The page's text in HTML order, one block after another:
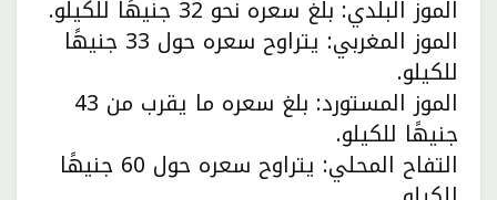
الموز البلدي: بلغ سعره نحو 32 جنيهًا للكيلو.
الموز المغربي: يتراوح سعره حول 33 جنيهًا
للكيلو.
الموز المستورد: بلغ سعره ما يقرب من 43
جنيهًا للكيلو.
التفاح المحلي: يتراوح سعره حول 60 جنيهًا